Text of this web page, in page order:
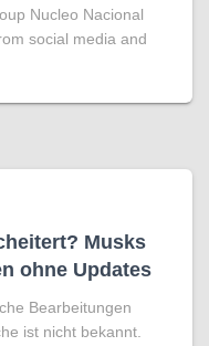
Nucleo Nacional
social media and
Musks
ohne Updates
Bearbeitungen
ist nicht bekannt.